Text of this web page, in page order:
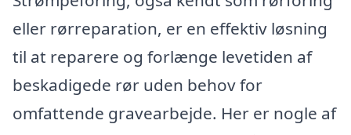
eller rørreparation, er en effektiv løsning
til at reparere og forlænge levetiden af
beskadigede rør uden behov for
omfattende gravearbejde. Her er nogle af